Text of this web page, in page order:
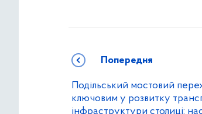
Попередня
Подільський мостовий
ключовим у розвитку
інфраструктури столиці: